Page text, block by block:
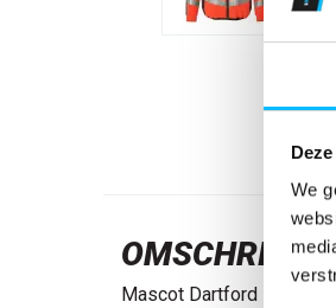
We
Mascot Dartford |